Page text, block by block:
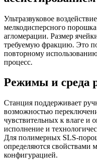
Ультразвуковое
мелкодисперсного
агломерации. Размер
требуемую фракцию. Это
повторному
процесс.
Режимы и среда
Станция поддерживает
возможностью
чувствительных к влаге и
исполнение и
Для полимерных SLS-
определяются свойствами
конфигурацией.